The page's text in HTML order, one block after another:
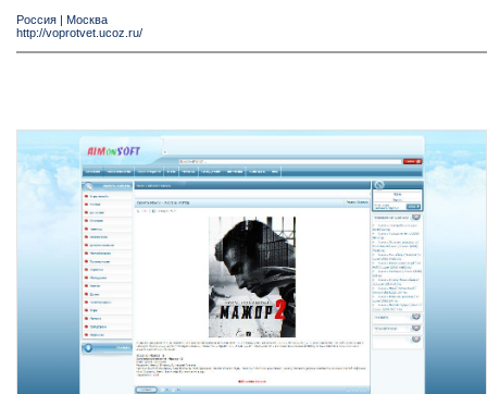
Россия
Москва
http://voprotvet.ucoz.ru/